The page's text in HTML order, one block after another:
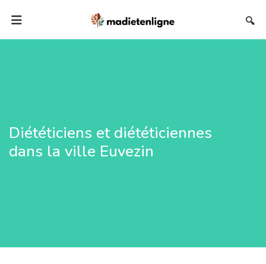
🔍
Diététiciens et diététiciennes
dans la ville Euvezin